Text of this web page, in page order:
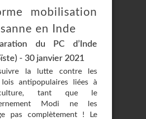
mobilisation
en Inde
du PC d’Inde
- 30 janvier 2021
la lutte contre les
antipopulaires liées à
tant que le
Modi ne les
pas complètement ! Le